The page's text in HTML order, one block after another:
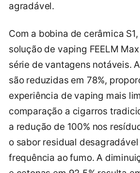
agradável.
Com a bobina de cerâmica
solução de vaping FEELM
série de vantagens notáveis.
são reduzidas em 78%,
experiência de vaping mais
comparação a cigarros
a redução de 100% nos
o sabor residual
frequência ao fumo. A